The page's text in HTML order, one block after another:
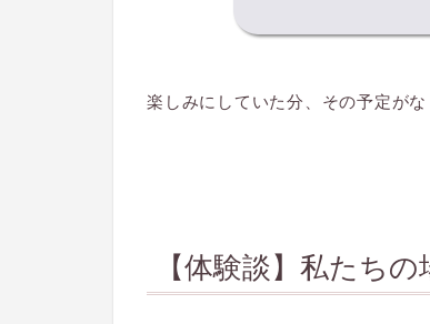
楽しみにしていた分、その予定が
【体験談】私たちの